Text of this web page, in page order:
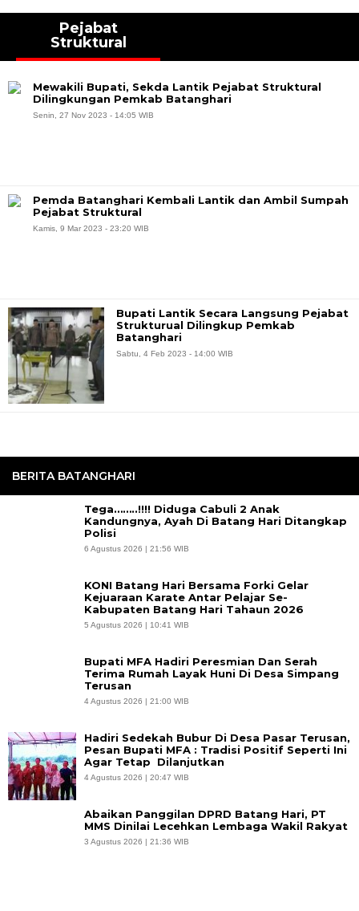
BERITA BATANGHARI
Tega……..!!!! Diduga Cabuli 2 Anak
Kandungnya, Ayah Di Batang Hari Ditangkap
Polisi
6 Agustus 2026 | 21:56 WIB
KONI Batang Hari Bersama Forki Gelar
Kejuaraan Karate Antar Pelajar Se-
Kabupaten Batang Hari Tahaun 2026
5 Agustus 2026 | 10:41 WIB
Bupati MFA Hadiri Peresmian Dan Serah
Terima Rumah Layak Huni Di Desa Simpang
Terusan
4 Agustus 2026 | 21:00 WIB
Hadiri Sedekah Bubur Di Desa Pasar Terusan,
Pesan Bupati MFA : Tradisi Positif Seperti Ini
Agar Tetap Dilanjutkan
4 Agustus 2026 | 20:47 WIB
Abaikan Panggilan DPRD Batang Hari, PT
MMS Dinilai Lecehkan Lembaga Wakil Rakyat
3 Agustus 2026 | 21:36 WIB
Pejabat
Struktural
Mewakili Bupati, Sekda Lantik Pejabat Struktural
Dilingkungan Pemkab Batanghari
Senin, 27 Nov 2023 - 14:05 WIB
Pemda Batanghari Kembali Lantik dan Ambil Sumpah
Pejabat Struktural
Kamis, 9 Mar 2023 - 23:20 WIB
Bupati Lantik Secara Langsung Pejabat
Strukturual Dilingkup Pemkab
Batanghari
Sabtu, 4 Feb 2023 - 14:00 WIB